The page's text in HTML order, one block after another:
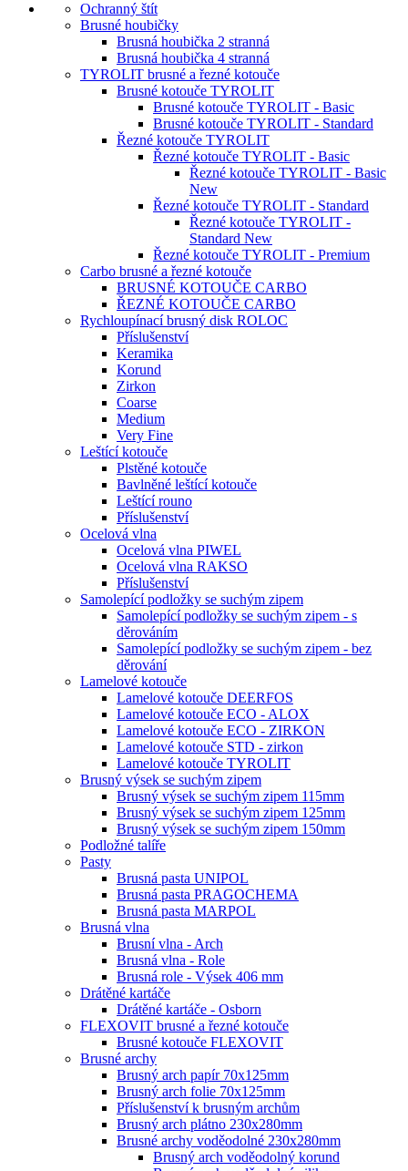
Ochranný štít
Brusné houbičky
Brusná houbička 2 stranná
Brusná houbička 4 stranná
TYROLIT brusné a řezné kotouče
Brusné kotouče TYROLIT
Brusné kotouče TYROLIT - Basic
Brusné kotouče TYROLIT - Standard
Řezné kotouče TYROLIT
Řezné kotouče TYROLIT - Basic
Řezné kotouče TYROLIT - Basic
New
Řezné kotouče TYROLIT - Standard
Řezné kotouče TYROLIT -
Standard New
Řezné kotouče TYROLIT - Premium
Carbo brusné a řezné kotouče
BRUSNÉ KOTOUČE CARBO
ŘEZNÉ KOTOUČE CARBO
Rychloupínací brusný disk ROLOC
Příslušenství
Keramika
Korund
Zirkon
Coarse
Medium
Very Fine
Leštící kotouče
Plstěné kotouče
Bavlněné leštící kotouče
Leštící rouno
Příslušenství
Ocelová vlna
Ocelová vlna PIWEL
Ocelová vlna RAKSO
Příslušenství
Samolepící podložky se suchým zipem
Samolepící podložky se suchým zipem - s
děrováním
Samolepící podložky se suchým zipem - bez
děrování
Lamelové kotouče
Lamelové kotouče DEERFOS
Lamelové kotouče ECO - ALOX
Lamelové kotouče ECO - ZIRKON
Lamelové kotouče STD - zirkon
Lamelové kotouče TYROLIT
Brusný výsek se suchým zipem
Brusný výsek se suchým zipem 115mm
Brusný výsek se suchým zipem 125mm
Brusný výsek se suchým zipem 150mm
Podložné talíře
Pasty
Brusná pasta UNIPOL
Brusná pasta PRAGOCHEMA
Brusná pasta MARPOL
Brusná vlna
Brusní vlna - Arch
Brusná vlna - Role
Brusná role - Výsek 406 mm
Drátěné kartáče
Drátěné kartáče - Osborn
FLEXOVIT brusné a řezné kotouče
Brusné kotouče FLEXOVIT
Brusné archy
Brusný arch papír 70x125mm
Brusný arch folie 70x125mm
Příslušenství k brusným archům
Brusný arch plátno 230x280mm
Brusné archy voděodolné 230x280mm
Brusný arch voděodolný korund